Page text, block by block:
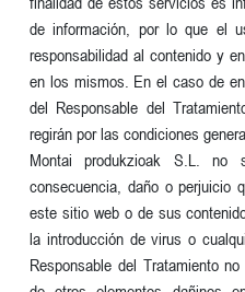
de información, por lo que el
responsabilidad al contenido y
en los mismos. En el caso de
del Responsable del
regirán por las condiciones
Montai produkzioak S.L. no
consecuencia, daño o perjuicio
este sitio web o de sus
la introducción de virus o
Responsable del Tratamiento